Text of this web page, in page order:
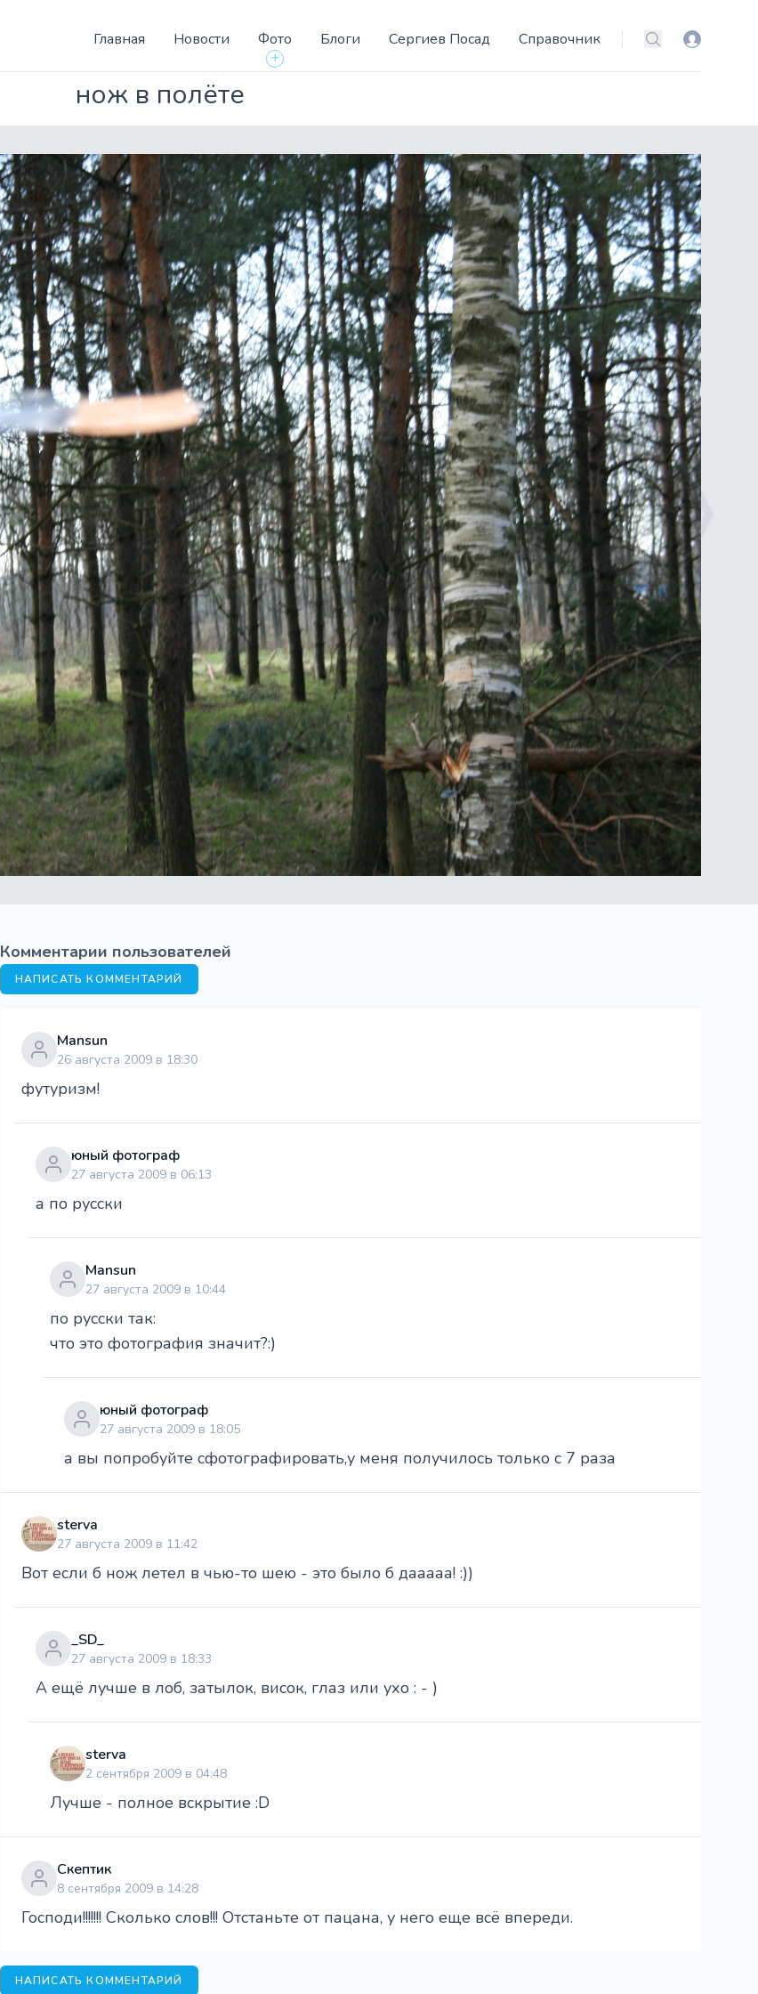
Главная Новости
Фото
+
Блоги Сергиев Посад Справочник Поиск Вход
нож в полёте
Комментарии пользователей
НАПИСАТЬ КОММЕНТАРИЙ
Mansun
26 августа 2009 в 18:30
футуризм!
юный фотограф
27 августа 2009 в 06:13
а по русски
Mansun
27 августа 2009 в 10:44
по русски так:
что это фотография значит?:)
юный фотограф
27 августа 2009 в 18:05
а вы попробуйте сфотографировать,у меня получилось только с 7 раза
sterva
27 августа 2009 в 11:42
Вот если б нож летел в чью-то шею - это было б дааааа! :))
_SD_
27 августа 2009 в 18:33
А ещё лучше в лоб, затылок, висок, глаз или ухо : - )
sterva
2 сентября 2009 в 04:48
Лучше - полное вскрытие :D
Скептик
8 сентября 2009 в 14:28
Господи!!!!!!! Сколько слов!!! Отстаньте от пацана, у него еще всё впереди.
НАПИСАТЬ КОММЕНТАРИЙ